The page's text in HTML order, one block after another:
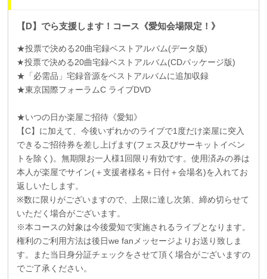
【D】でら支援します！コース《愛知会場限定！》
★投票で決める20曲宅録ベストアルバム(データ版)
★投票で決める20曲宅録ベストアルバム(CDパッケージ版)
★「必需品」宅録音源をベストアルバムに追加収録
★東京国際フォーラムC ライブDVD
★いつの日か楽屋ご招待《愛知》
【C】に加えて、今後いずれかのライブで1 度だけ楽屋に突入
できるご招待券を差し上げます(フェス及びサーキットイベン
トを除く )。無期限お一人様1 回限り有効です。使用済みの券は
本人が楽屋でサイン(＋支援者様名＋日付＋会場名)を入れてお
返しいたします。
※数に限りがございますので、上限に達し次第、締め切らせて
いただく場合がございます。
※本コースの対象は今後愛知で実施されるライブとなります。
権利のご利用方法は後日we fanメッセージよりお送り致しま
す。また当日身分証チェックをさせて頂く場合がございますの
でご了承ください。